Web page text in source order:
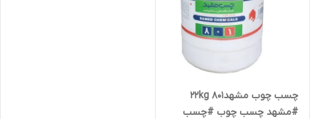
چسب چوب مشهد22kg 801
#مشهد چسب چوب #چسب